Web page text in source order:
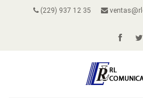
(229) 937 12 35